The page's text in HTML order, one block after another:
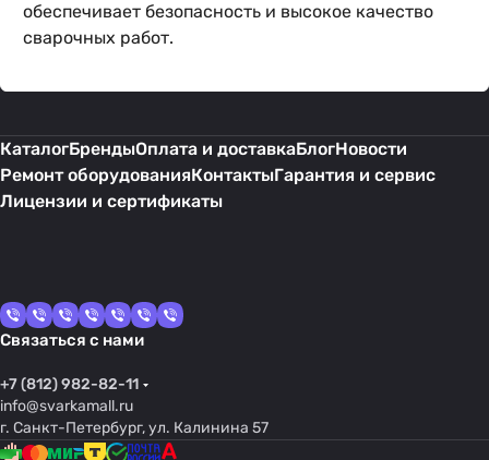
обеспечивает безопасность и высокое качество
сварочных работ.
КаталогБрендыОплата и доставкаБлогНовости
Ремонт оборудованияКонтактыГарантия и сервис
Лицензии и сертификаты
Связаться с нами
+7 (812) 982-82-11
info@svarkamall.ru
г. Санкт-Петербург, ул. Калинина 57